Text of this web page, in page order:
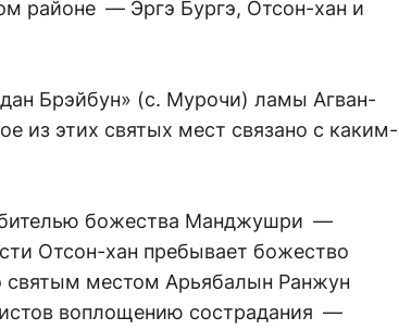
районе — Эргэ Бургэ, Отсон-хан и
Брэйбун» (с. Мурочи) ламы Агван-
из этих святых мест связано с каким-
божества Манджушри —
Отсон-хан пребывает божество
местом Арьябалын Ранжун
воплощению сострадания —